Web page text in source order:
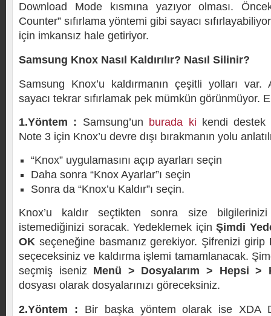
Download Mode kısmına yazıyor olması.
Counter” sıfırlama yöntemi gibi sayacı
için imkansız hale getiriyor.
Samsung Knox Nasıl Kaldırılır? Nasıl Silinir?
Samsung Knox’u kaldırmanın çeşitli yolları
sayacı tekrar sıfırlamak pek mümkün görünmüyor.
1.Yöntem : Samsung’un burada ki kendi destek
Note 3 için Knox’u devre dışı bırakmanın yolu
“Knox” uygulamasını açıp ayarları seçin
Daha sonra “Knox Ayarlar”ı seçin
Sonra da “Knox’u Kaldır”ı seçin.
Knox’u kaldır seçtikten sonra size
istemediğinizi soracak. Yedeklemek için Şimdi
OK seçeneğine basmanız gerekiyor. Şifrenizi girip
seçeceksiniz ve kaldırma işlemi tamamlanacak.
seçmiş iseniz Menü > Dosyalarım > Hepsi
dosyası olarak dosyalarınızı göreceksiniz.
2.Yöntem : Bir başka yöntem olarak ise XDA